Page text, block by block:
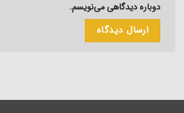
دوباره دیدگاهی می‌نویسم.